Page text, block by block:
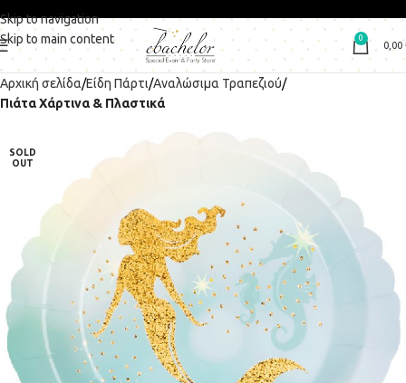
Skip to navigation
Skip to main content
0
0,00
Αρχική σελίδα Είδη Πάρτι Αναλώσιμα Τραπεζιού
Πιάτα Χάρτινα & Πλαστικά
SOLD
OUT